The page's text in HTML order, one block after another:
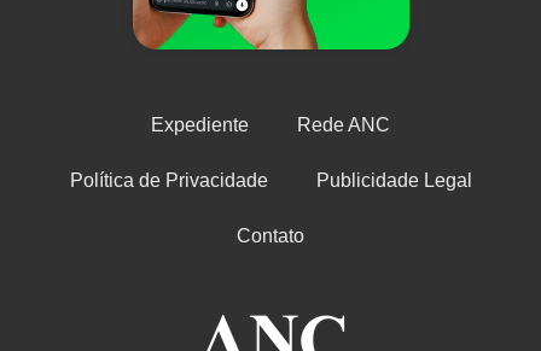
Expediente Rede ANC
Política de Privacidade Publicidade Legal
Contato